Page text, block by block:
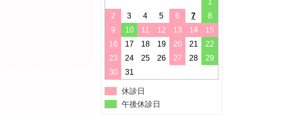
1
2
3 4 5 6 7
8
9
10 11 12 13 14
15
16
17 18 19 20 21
22
23
24 25 26 27 28
29
30
31
休診日
午後休診日